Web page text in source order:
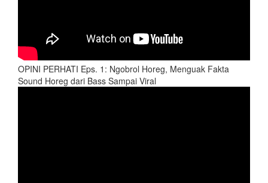
OPINI PERHATI Eps. 1: Ngobrol Horeg, Menguak Fakta
Sound Horeg dari Bass Sampai Viral